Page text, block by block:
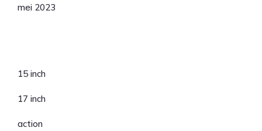
mei 2023
15 inch
17 inch
action